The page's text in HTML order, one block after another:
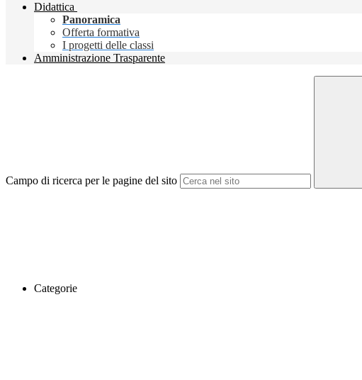
Didattica
Panoramica
Offerta formativa
I progetti delle classi
Amministrazione Trasparente
Campo di ricerca per le pagine del sito
Categorie